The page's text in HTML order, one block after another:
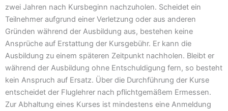
zwei Jahren nach Kursbeginn nachzuholen. Scheidet ein
Teilnehmer aufgrund einer Verletzung oder aus anderen
Gründen während der Ausbildung aus, bestehen keine
Ansprüche auf Erstattung der Kursgebühr. Er kann die
Ausbildung zu einem späteren Zeitpunkt nachholen. Bleibt er
während der Ausbildung ohne Entschuldigung fern, so besteht
kein Anspruch auf Ersatz. Über die Durchführung der Kurse
entscheidet der Fluglehrer nach pflichtgemäßem Ermessen.
Zur Abhaltung eines Kurses ist mindestens eine Anmeldung